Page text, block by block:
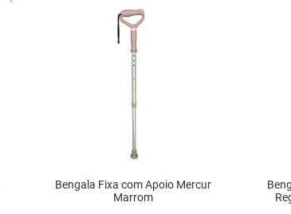
Bengala Fixa com Apoio Mercur
Marrom